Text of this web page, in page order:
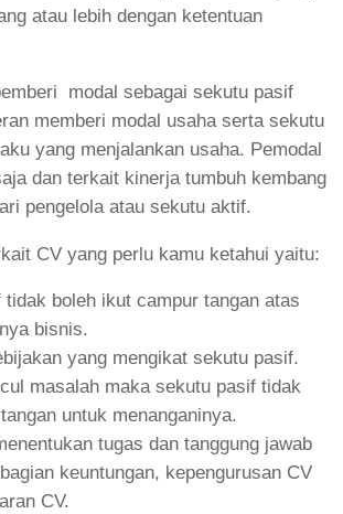
atau lebih dengan ketentuan
modal sebagai sekutu pasif
memberi modal usaha serta sekutu
yang menjalankan usaha. Pemodal
dan terkait kinerja tumbuh kembang
pengelola atau sekutu aktif.
CV yang perlu kamu ketahui yaitu:
tidak boleh ikut campur tangan atas
bisnis.
yang mengikat sekutu pasif.
masalah maka sekutu pasif tidak
untuk menanganinya.
tugas dan tanggung jawab
keuntungan, kepengurusan CV
CV.